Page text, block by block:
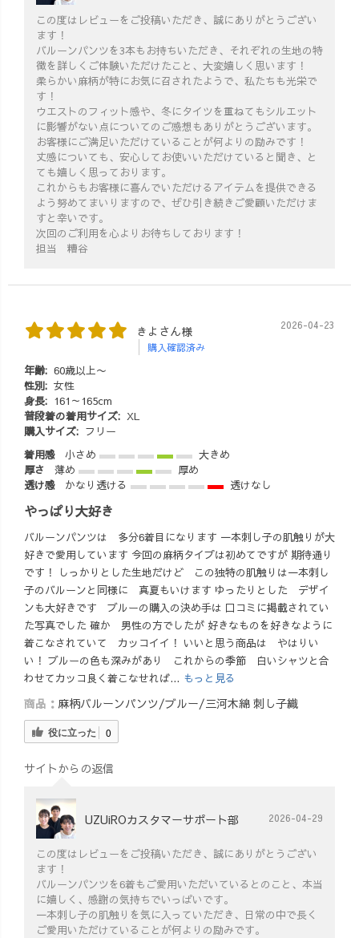
この度はレビューをご投稿いただき、誠にありがとうござい
ます！
バルーンパンツを3本もお持ちいただき、それぞれの生地の特
徴を詳しくご体験いただけたこと、大変嬉しく思います！
柔らかい麻柄が特にお気に召されたようで、私たちも光栄で
す！
ウエストのフィット感や、冬にタイツを重ねてもシルエット
に影響がない点についてのご感想もありがとうございます。
お客様にご満足いただけていることが何よりの励みです！
丈感についても、安心してお使いいただけていると聞き、と
ても嬉しく思っております。
これからもお客様に喜んでいただけるアイテムを提供できる
よう努めてまいりますので、ぜひ引き続きご愛顧いただけま
すと幸いです。
次回のご利用を心よりお待ちしております！
担当 糟谷
きよさん様
購入確認済み
2026-04-23
年齢: 60歳以上〜
性別: 女性
身長: 161～165cm
普段着の着用サイズ: XL
購入サイズ: フリー
着用感
小さめ
大きめ
厚さ
薄め
厚め
透け感
かなり透ける 透けなし
やっぱり大好き
バルーンパンツは 多分6着目になります 一本刺し子の肌触りが大
好きで愛用しています 今回の麻柄タイプは初めてですが 期待通り
です！ しっかりとした生地だけど この独特の肌触りは一本刺し
子のバルーンと同様に 真夏もいけます ゆったりとした デザイ
ンも大好きです ブルーの購入の決め手は 口コミに掲載されてい
た写真でした 確か 男性の方でしたが 好きなものを好きなように
着こなされていて カッコイイ！ いいと思う商品は やはりい
い！ ブルーの色も深みがあり これからの季節 白いシャツと合
わせてカッコ良く着こなせれば... もっと見る
商品： 麻柄バルーンパンツ/ブルー/三河木綿 刺し子織
役に立った 0
サイトからの返信
UZUiROカスタマーサポート部 2026-04-29
この度はレビューをご投稿いただき、誠にありがとうござい
ます！
バルーンパンツを6着もご愛用いただいているとのこと、本当
に嬉しく、感謝の気持ちでいっぱいです。
一本刺し子の肌触りを気に入っていただき、日常の中で長く
ご愛用いただけていることが何よりの励みです。